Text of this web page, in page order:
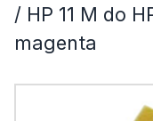
/ HP 11 M do
magenta